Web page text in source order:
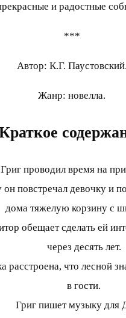
и радостные
***
Автор: К.Г. Паустовский.
Жанр: новелла.
проводил время на
он повстречал девочку и
дома тяжелую корзину с
обещает сделать ей
через десять лет.
расстроена, что лесной
в гости.
Григ пишет музыку для